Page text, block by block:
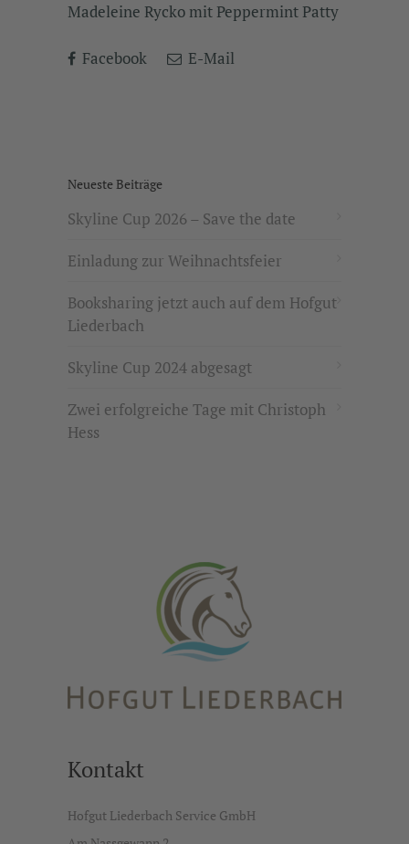
Madeleine Rycko mit Peppermint Patty
Facebook E-Mail
Neueste Beiträge
Skyline Cup 2026 – Save the date
Einladung zur Weihnachtsfeier
Booksharing jetzt auch auf dem Hofgut
Liederbach
Skyline Cup 2024 abgesagt
Zwei erfolgreiche Tage mit Christoph
Hess
Kontakt
Hofgut Liederbach Service GmbH